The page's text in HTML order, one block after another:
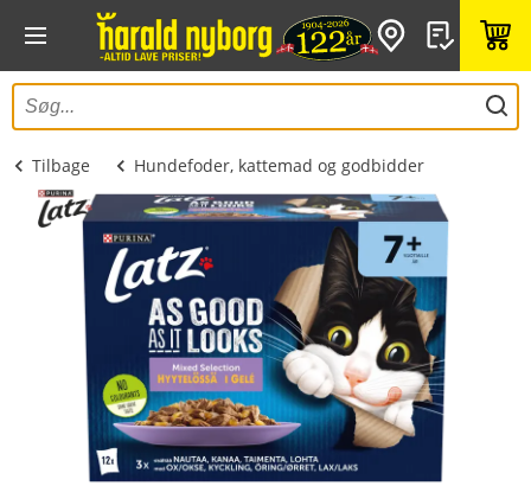
Tilbage Hundefoder, kattemad og godbidder